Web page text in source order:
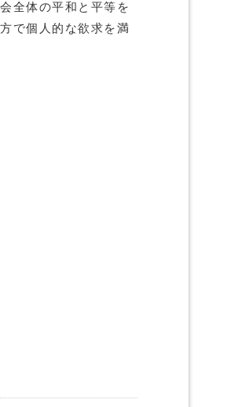
全体の平和と平等を
で個人的な欲求を満